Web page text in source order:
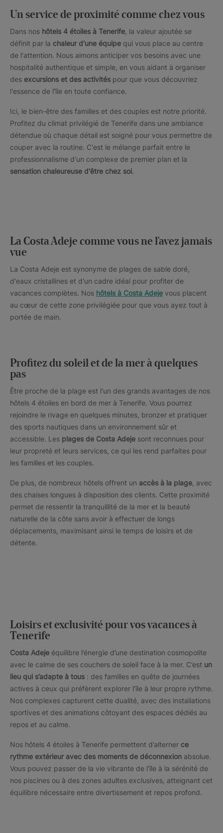
Un service de proximité comme chez vous
Dans nos hôtels 4 étoiles à Tenerife , la valeur ajoutée se
définit par la chaleur d'une équipe qui vous place au centre
de l'attention. Nous aimons anticiper vos besoins avec une
hospitalité authentique et simple, en vous aidant à organiser
des excursions et des activités pour que vous découvriez
l'essence de l'île en toute confiance.
Ici, le bien-être des familles et des couples est notre priorité.
Profitez du climat privilégié de Tenerife dans une ambiance
détendue où chaque détail est soigné pour vous permettre de
couper avec la routine. C'est le mélange parfait entre le
professionnalisme d'un complexe de premier plan et la
sensation chaleureuse d'être chez soi.
La Costa Adeje comme vous ne l'avez jamais
vue
La Costa Adeje est synonyme de plages de sable doré,
d'eaux cristallines et d'un cadre idéal pour profiter de
vacances complètes. Nos hôtels à Costa Adeje vous placent
au cœur de cette zone privilégiée pour que vous ayez tout à
portée de main.
Profitez du soleil et de la mer à quelques
pas
Être proche de la plage est l'un des grands avantages de nos
hôtels 4 étoiles en bord de mer à Tenerife. Vous pourrez
rejoindre le rivage en quelques minutes, bronzer et pratiquer
des sports nautiques dans un environnement sûr et
accessible. Les plages de Costa Adeje sont reconnues pour
leur propreté et leurs services, ce qui les rend parfaites pour
les familles et les couples.
De plus, de nombreux hôtels offrent un accès à la plage , avec
des chaises longues à disposition des clients. Cette proximité
permet de ressentir la tranquillité de la mer et la beauté
naturelle de la côte sans avoir à effectuer de longs
déplacements, maximisant ainsi le temps de loisirs et de
détente.
Loisirs et exclusivité pour vos vacances à
Tenerife
Costa Adeje équilibre l’énergie d’une destination cosmopolite
avec le calme de ses couchers de soleil face à la mer. C’est un
lieu qui s’adapte à tous : des familles en quête de journées
actives à ceux qui préfèrent explorer l’île à leur propre rythme.
Nos complexes capturent cette dualité, avec des installations
sportives et des animations côtoyant des espaces dédiés au
repos et au calme.
Nos hôtels 4 étoiles à Tenerife permettent d’alterner ce
rythme extérieur avec des moments de déconnexion absolue.
Vous pouvez passer de la vie vibrante de l’île à la sérénité de
nos piscines ou à des zones adultes exclusives, atteignant cet
équilibre nécessaire entre divertissement et repos profond.